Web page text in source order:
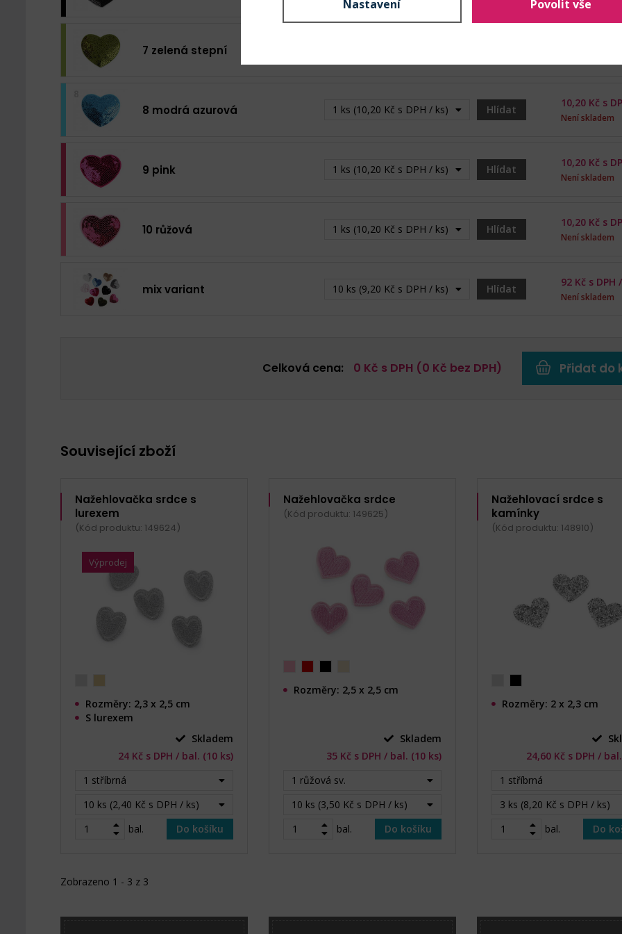
7 zelená stepní
8 modrá azurová 1 ks (10,20 Kč s DPH / ks) - Vyprodáno
Hlídat
10,20Kč s
Není skladem
9 pink 1 ks (10,20 Kč s DPH / ks) - Vyprodáno
Hlídat
10,20Kč s
Není skladem
10 růžová 1 ks (10,20 Kč s DPH / ks) - Vyprodáno
Hlídat
10,20Kč s
Není skladem
mix variant 10 ks (9,20 Kč s DPH / ks) - Vyprodáno
Hlídat
92Kč s DPH /
Není skladem
Celková cena: 0 Kč s DPH (0 Kč bez DPH) Přidat do
Související zboží
Nažehlovačka srdce s
lurexem
(Kód produktu: 149624)
Výprodej
Rozměry: 2,3 x 2,5 cm
S lurexem
Skladem
24 Kč s DPH / bal. (10 ks)
1 stříbrná
10 ks (2,40 Kč s DPH / ks)
bal.
Do košíku
Nažehlovačka srdce
(Kód produktu: 149625)
Rozměry: 2,5 x 2,5 cm
Skladem
35 Kč s DPH / bal. (10 ks)
1 růžová sv.
10 ks (3,50 Kč s DPH / ks)
bal.
Do košíku
Nažehlovací srdce s
kamínky
(Kód produktu: 148910)
Rozměry: 2 x 2,3 cm
24,60 Kč s DPH /
1 stříbrná
3 ks (8,20 Kč s DPH / ks)
bal.
Do
Zobrazeno 1 - 3 z 3
Nastavení Povolit vše